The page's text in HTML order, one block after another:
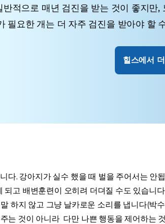
반적으로 매년 검진을 받는 것이 좋지만,
필요한 개는 더 자주 검진을 받아야 할
힐스에서
다. 강아지가 실수 했을 때 벌을 주어서는 안
고 배변훈련이 오히려 더뎌질 수도 있습니
하지 않고 그냥 날카로운 소리를 냅니다(박
는 것이 아니라 다만 나쁜 행동을 제어하는